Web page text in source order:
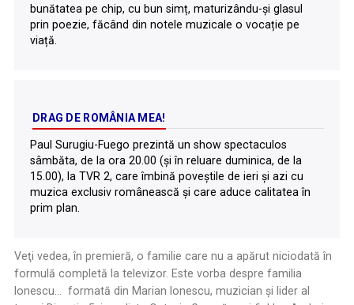
bunătatea pe chip, cu bun simț, maturizându-și glasul
prin poezie, făcând din notele muzicale o vocație pe
viață.
DRAG DE ROMÂNIA MEA!
Paul Surugiu-Fuego prezintă un show spectaculos
sâmbăta, de la ora 20.00 (şi în reluare duminica, de la
15.00), la TVR 2, care îmbină poveştile de ieri şi azi cu
muzica exclusiv românească şi care aduce calitatea în
prim plan.
Veţi vedea, în premieră, o familie care nu a apărut niciodată în
formulă completă la televizor. Este vorba despre familia
Ionescu... formată din Marian Ionescu, muzician și lider al